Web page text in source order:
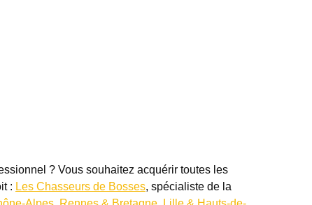
? Vous souhaitez acquérir toutes les
: Les Chasseurs de Bosses, spécialiste de la